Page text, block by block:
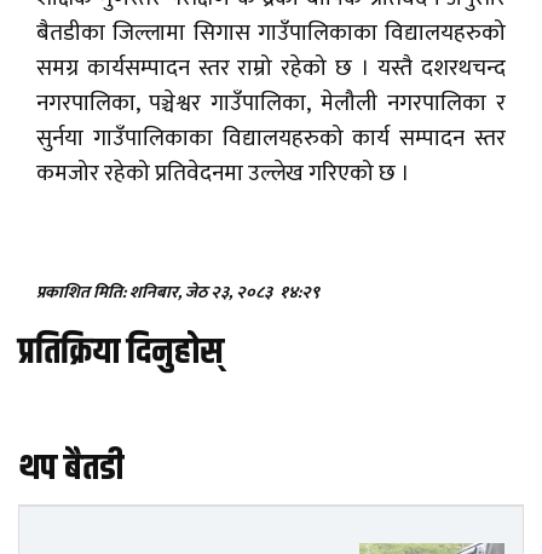
बैतडीका जिल्लामा सिगास गाउँपालिकाका विद्यालयहरुको
समग्र कार्यसम्पादन स्तर राम्रो रहेको छ । यस्तै दशरथचन्द
नगरपालिका, पञ्चेश्वर गाउँपालिका, मेलौली नगरपालिका र
सुर्नया गाउँपालिकाका विद्यालयहरुको कार्य सम्पादन स्तर
कमजोर रहेको प्रतिवेदनमा उल्लेख गरिएको छ ।
प्रकाशित मिति: शनिबार, जेठ २३, २०८३ १४:२९
प्रतिक्रिया दिनुहोस्
थप बैतडी